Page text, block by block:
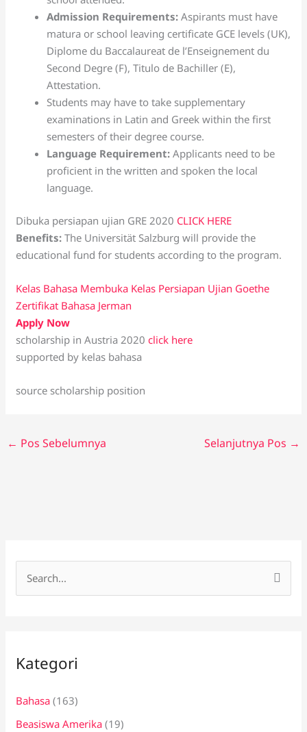
Admission Requirements:Aspirants must have
matura or school leaving certificate GCE levels (UK),
Diplome du Baccalaureat de l’Enseignement du
Second Degre (F), Titulo de Bachiller (E),
Attestation.
Students may have to take supplementary
examinations in Latin and Greek within the first
semesters of their degree course.
Language Requirement:Applicants need to be
proficient in the written and spoken the local
language.
Dibuka persiapan ujian GRE 2020 CLICK HERE
Benefits:The Universität Salzburg will provide the
educational fund for students according to the program.
Kelas Bahasa Membuka Kelas Persiapan Ujian Goethe
Zertifikat Bahasa Jerman
Apply Now
scholarship in Austria 2020click here
supported by kelas bahasa
source scholarship position
← Pos Sebelumnya Selanjutnya Pos →
u
t
u
Kategori
Bahasa (163)
Beasiswa Amerika (19)